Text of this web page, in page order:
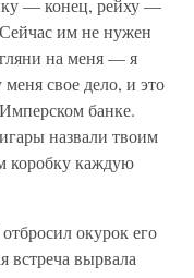
— конец, рейху —
им не нужен
на меня — я
свое дело, и это
банке.
назвали твоим
коробку каждую
окурок его
встреча вырвала